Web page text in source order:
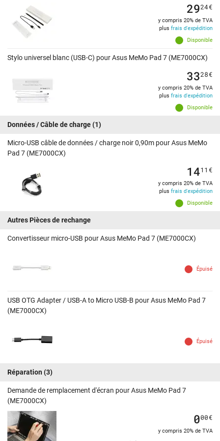
Disponible
2924€
y compris 20% de TVA
plus frais d'expédition
Stylo universel blanc (USB-C) pour Asus MeMo Pad 7 (ME7000CX)
Disponible
3328€
y compris 20% de TVA
plus frais d'expédition
Données / Câble de charge(1)
Micro-USB câble de données / charge noir 0,90m pour Asus MeMo
Pad 7 (ME7000CX)
Disponible
1411 €
y compris 20% de TVA
plus frais d'expédition
Autres Pièces de rechange
Convertisseur micro-USB pour Asus MeMo Pad 7 (ME7000CX)
Épuisé
USB OTG Adapter / USB-A to Micro USB-B pour Asus MeMo Pad 7
(ME7000CX)
Épuisé
Réparation (3)
Demande de remplacement d'écran pour Asus MeMo Pad 7
(ME7000CX)
000€
y compris 20% de TVA